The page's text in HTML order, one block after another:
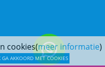
cookies(meer informatie)
GA AKKOORD MET COOKIES